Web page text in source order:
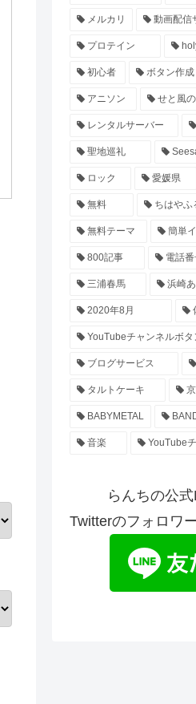
メルカリ 動画配信
プロテイン
初心者 ボタン作成
アニソン せと風
レンタルサーバー
聖地巡礼
ロック 愛媛県
無料 ちはやふ
無料テーマ 簡単
800記事 電話
三浦春馬 浜崎
2020年8月
YouTubeチャンネルボタ
ブログサービス
タルトケーキ
BABYMETAL
音楽 YouTube
らんちの公
Twitterのフォロワ